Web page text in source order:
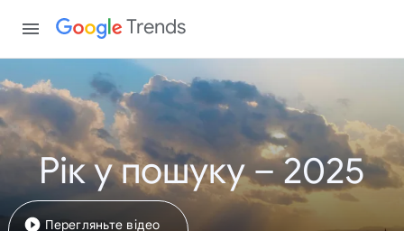
Trends
Рік у пошуку – 2025
Перегляньте відео